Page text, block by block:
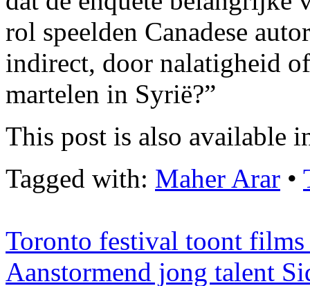
rol speelden Canadese
indirect, door nalatigheid
martelen in Syrië?”
This post is also available
Tagged with: Maher Arar •
Toronto festival toont
Aanstormend jong talent